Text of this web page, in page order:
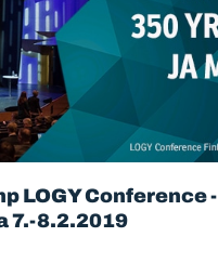
LOGY Conference -
7.-8.2.2019